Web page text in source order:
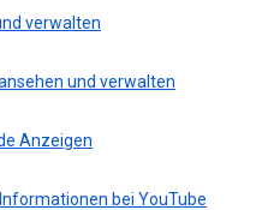
verwalten
und verwalten
Anzeigen
bei YouTube